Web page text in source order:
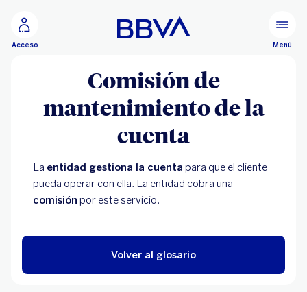
Acceso Menú
Comisión de
mantenimiento de la
cuenta
La entidad gestiona la cuenta para que el cliente
pueda operar con ella. La entidad cobra una
comisión por este servicio.
Volver al glosario